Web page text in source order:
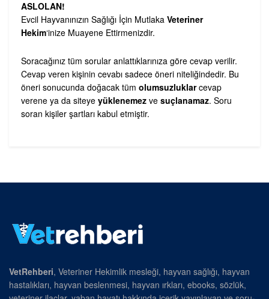
ASLOLAN!
Evcil Hayvanınızın Sağlığı İçin Mutlaka Veteriner
Hekim‘inize Muayene Ettirmenizdir.
Soracağınız tüm sorular anlattıklarınıza göre cevap verilir.
Cevap veren kişinin cevabı sadece öneri niteliğindedir. Bu
öneri sonucunda doğacak tüm olumsuzluklarcevap
verene ya da siteye yüklenemez ve suçlanamaz. Soru
soran kişiler şartları kabul etmiştir.
VetRehberi, Veteriner Hekimlik mesleği, hayvan sağlığı, hayvan
hastalıkları, hayvan beslenmesi, hayvan ırkları, ebooks, sözlük,